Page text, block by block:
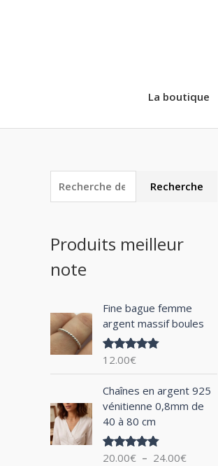
La boutique
e
h
e
h
u
r
Recherche
Produits meilleur
note
Fine bague femme
argent massif boules
Note5.00
12.00€
Chaînes en argent 925
vénitienne 0,8mm de
40 à 80 cm
Note5.00
20.00€ – 24.00€
l
a